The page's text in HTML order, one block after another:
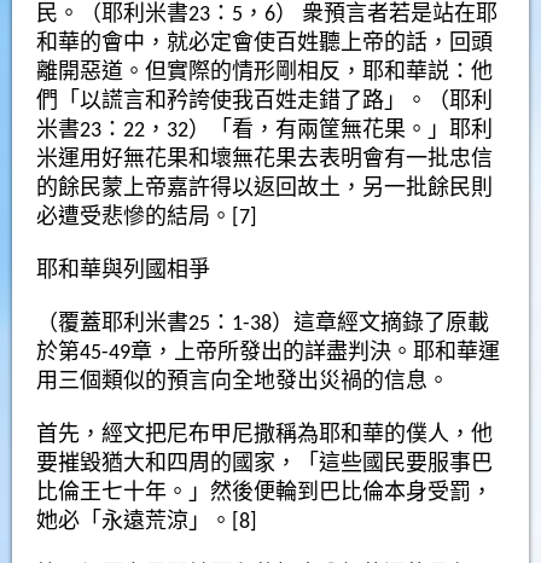
民。（耶利米書23：5，6） 衆預言者若是站在耶
和華的會中，就必定會使百姓聽上帝的話，回頭
離開惡道。但實際的情形剛相反，耶和華説：他
們「以謊言和矜誇使我百姓走錯了路」。（耶利
米書23：22，32）「看，有兩筐無花果。」耶利
米運用好無花果和壞無花果去表明會有一批忠信
的餘民蒙上帝嘉許得以返回故土，另一批餘民則
必遭受悲慘的結局。[7]
耶和華與列國相爭
（覆蓋耶利米書25：1-38）這章經文摘錄了原載
於第45-49章，上帝所發出的詳盡判決。耶和華運
用三個類似的預言向全地發出災禍的信息。
首先，經文把尼布甲尼撒稱為耶和華的僕人，他
要摧毀猶大和四周的國家，「這些國民要服事巴
比倫王七十年。」然後便輪到巴比倫本身受罰，
她必「永遠荒涼」。[8]